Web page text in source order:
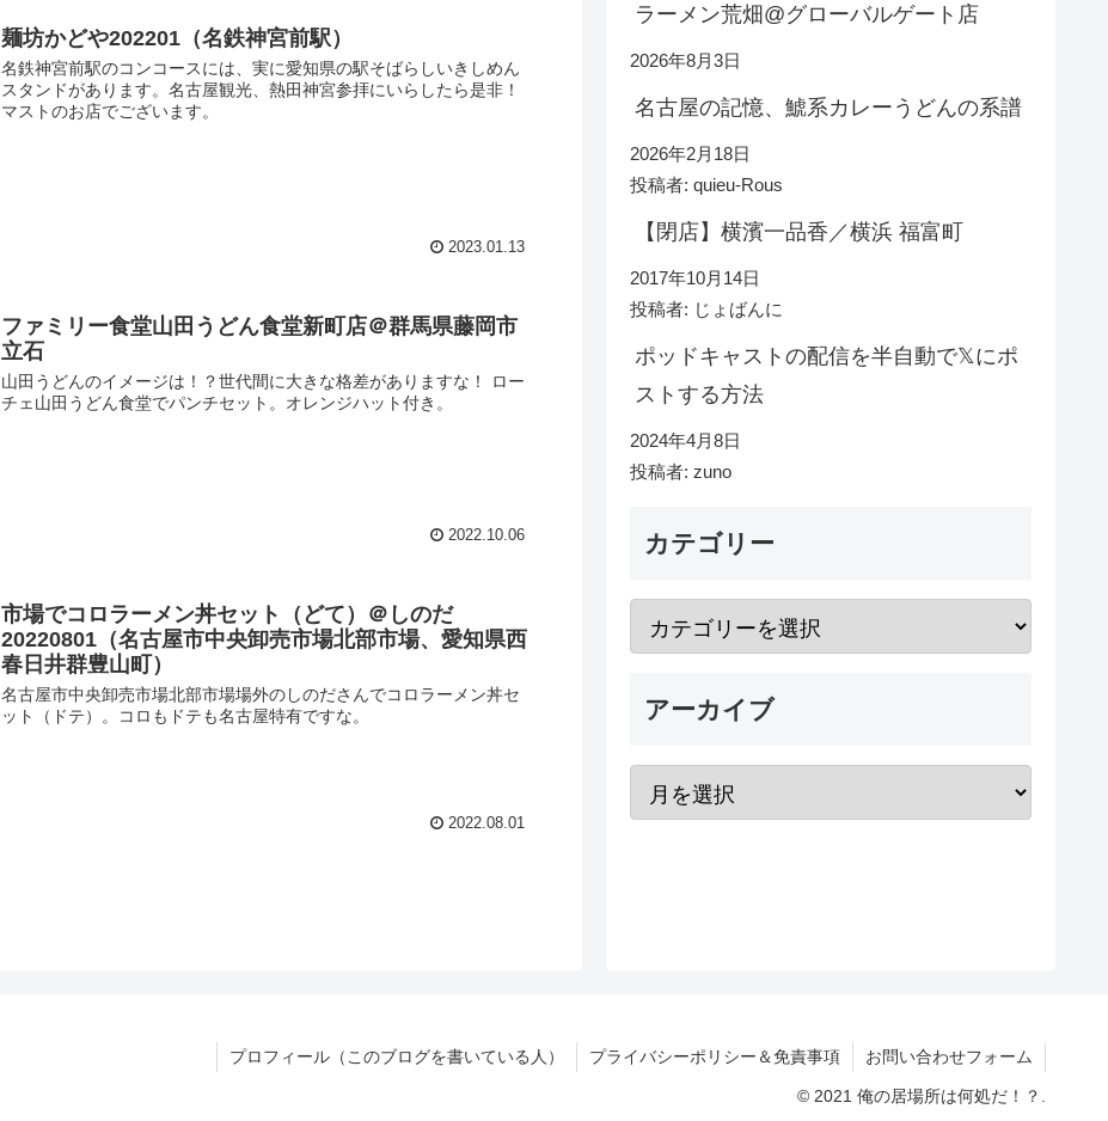
麺坊かどや202201（名鉄神宮前駅）
名鉄神宮前駅のコンコースには、実に愛知県の駅そばらしいきしめん
スタンドがあります。名古屋観光、熱田神宮参拝にいらしたら是非！
マストのお店でございます。
2023.01.13
ファミリー食堂山田うどん食堂新町店＠群馬県藤岡市
立石
山田うどんのイメージは！？世代間に大きな格差がありますな！ ロー
チェ山田うどん食堂でパンチセット。オレンジハット付き。
2022.10.06
市場でコロラーメン丼セット（どて）＠しのだ
20220801（名古屋市中央卸売市場北部市場、愛知県西
春日井群豊山町）
名古屋市中央卸売市場北部市場場外のしのださんでコロラーメン丼セ
ット（ドテ）。コロもドテも名古屋特有ですな。
2022.08.01
ラーメン荒畑@グローバルゲート店
2026年8月3日
名古屋の記憶、鯱系カレーうどんの系譜
2026年2月18日
投稿者: quieu-Rous
【閉店】横濱一品香／横浜 福富町
2017年10月14日
投稿者: じょばんに
ポッドキャストの配信を半自動で𝕏にポ
ストする方法
2024年4月8日
投稿者: zuno
カテゴリー
アーカイブ
プロフィール（このブログを書いている人） プライバシーポリシー＆免責事項 お問い合わせフォーム
© 2021 俺の居場所は何処だ！？.